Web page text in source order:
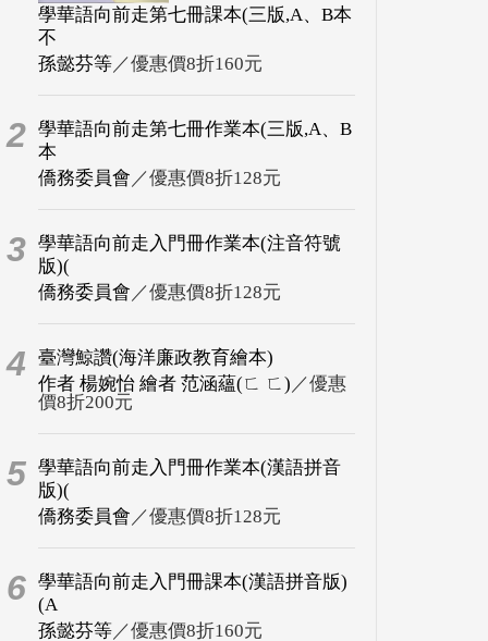
學華語向前走第七冊課本(三版,A、B本
不
孫懿芬等／優惠價8折160元
2 學華語向前走第七冊作業本(三版,A、B
本
僑務委員會 ／優惠價8折128元
3 學華語向前走入門冊作業本(注音符號
版)(
僑務委員會 ／優惠價8折128元
4
臺灣鯨讚(海洋廉政教育繪本)
作者 楊婉怡 繪者 范涵蘊(ㄈ ㄈ) ／優惠
價8折200元
5 學華語向前走入門冊作業本(漢語拼音
版)(
僑務委員會 ／優惠價8折128元
6 學華語向前走入門冊課本(漢語拼音版)
(A
孫懿芬等／優惠價8折160元